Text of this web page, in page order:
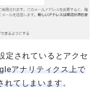
定されているとアクセ
アナリティクス上で
れてしまいます 。